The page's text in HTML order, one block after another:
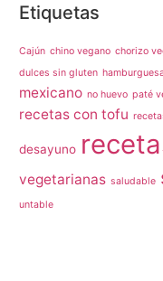
Etiquetas
Cajún chino vegano chorizo
dulces sin gluten
mexicano no huevo paté
recetas con tofu
desayuno
vegetarianas saludable
untable